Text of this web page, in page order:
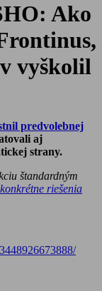
Ako
vyškolil
predvolebnej
aj
strany.
štandardným
riešenia